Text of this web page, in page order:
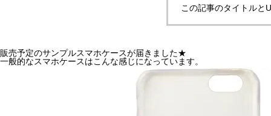
この記事のタイトルと
販売予定のサンプルスマホケースが届きました★
一般的なスマホケースはこんな感じになっています。